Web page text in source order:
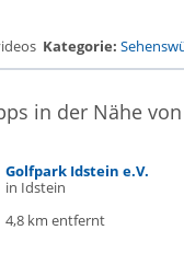
Kategorie:
in der Nähe
Golfpark Idstein e.V.
in Idstein
4,8 km entfernt